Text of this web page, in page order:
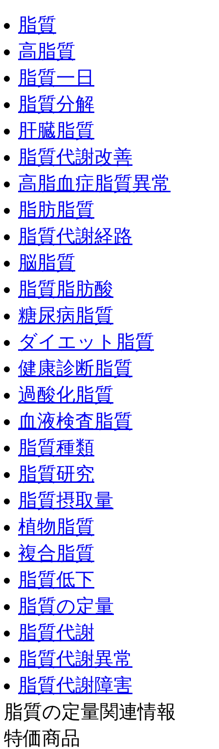
脂質
高脂質
脂質一日
脂質分解
肝臓脂質
脂質代謝改善
高脂血症脂質異常
脂肪脂質
脂質代謝経路
脳脂質
脂質脂肪酸
糖尿病脂質
ダイエット脂質
健康診断脂質
過酸化脂質
血液検査脂質
脂質種類
脂質研究
脂質摂取量
植物脂質
複合脂質
脂質低下
脂質の定量
脂質代謝
脂質代謝異常
脂質代謝障害
脂質の定量関連情報
特価商品